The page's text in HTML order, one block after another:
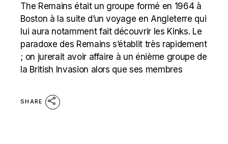
The Remains était un groupe formé en 1964 à
Boston à la suite d’un voyage en Angleterre qui
lui aura notamment fait découvrir les Kinks. Le
paradoxe des Remains s’établit très rapidement
; on jurerait avoir affaire à un énième groupe de
la British Invasion alors que ses membres
SHARE